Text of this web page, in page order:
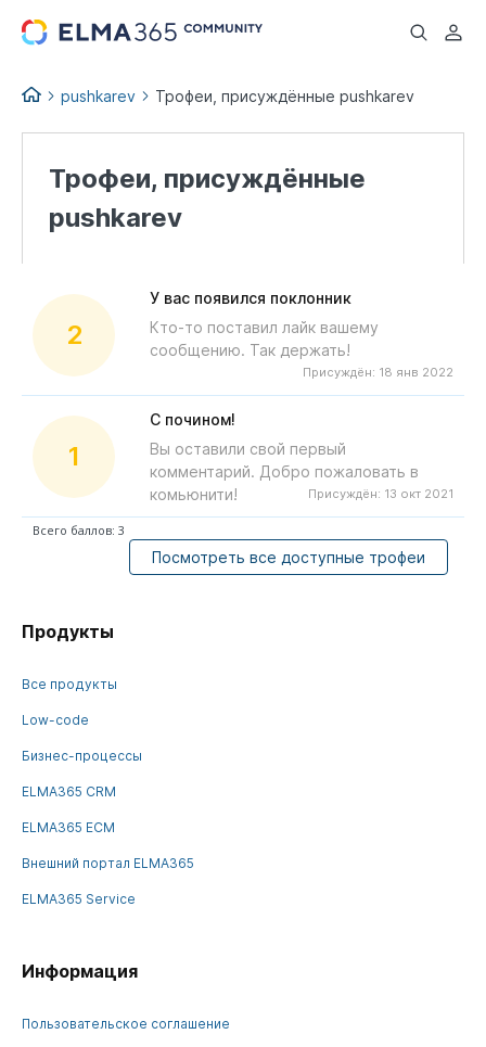
...
pushkarev Трофеи, присуждённые pushkarev
Трофеи, присуждённые
pushkarev
2
У вас появился поклонник
Кто-то поставил лайк вашему
сообщению. Так держать!
Присуждён: 18 янв 2022
1
С почином!
Вы оставили свой первый
комментарий. Добро пожаловать в
комьюнити!
Присуждён: 13 окт 2021
Всего баллов: 3
Посмотреть все доступные трофеи
Продукты
Все продукты
Low-code
Бизнес-процессы
ELMA365 CRM
ELMA365 ECM
Внешний портал ELMA365
ELMA365 Service
Информация
Пользовательское соглашение